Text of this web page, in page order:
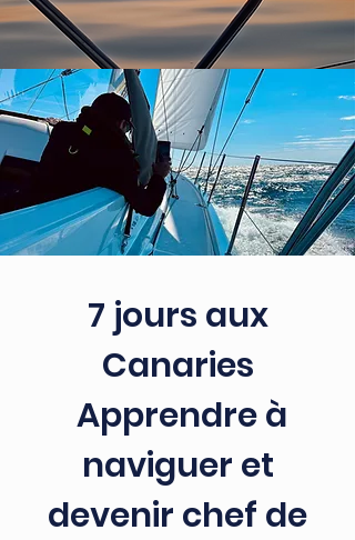
7 jours aux
Canaries
Apprendre à
naviguer et
devenir chef de